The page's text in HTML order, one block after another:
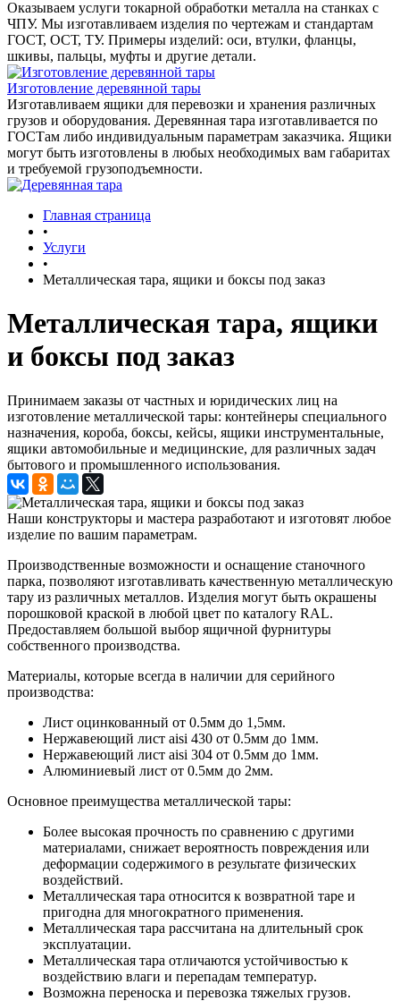
Оказываем услуги токарной обработки металла на станках с
ЧПУ. Мы изготавливаем изделия по чертежам и стандартам
ГОСТ, ОСТ, ТУ. Примеры изделий: оси, втулки, фланцы,
шкивы, пальцы, муфты и другие детали.
Изготовление деревянной тары
Изготавливаем ящики для перевозки и хранения различных
грузов и оборудования. Деревянная тара изготавливается по
ГОСТам либо индивидуальным параметрам заказчика. Ящики
могут быть изготовлены в любых необходимых вам габаритах
и требуемой грузоподъемности.
Главная страница
•
Услуги
•
Металлическая тара, ящики и боксы под заказ
Металлическая тара, ящики
и боксы под заказ
Принимаем заказы от частных и юридических лиц на
изготовление металлической тары: контейнеры специального
назначения, короба, боксы, кейсы, ящики инструментальные,
ящики автомобильные и медицинские, для различных задач
бытового и промышленного использования.
Наши конструкторы и мастера разработают и изготовят любое
изделие по вашим параметрам.
Производственные возможности и оснащение станочного
парка, позволяют изготавливать качественную металлическую
тару из различных металлов. Изделия могут быть окрашены
порошковой краской в любой цвет по каталогу RAL.
Предоставляем большой выбор ящичной фурнитуры
собственного производства.
Материалы, которые всегда в наличии для серийного
производства:
Лист оцинкованный от 0.5мм до 1,5мм.
Нержавеющий лист aisi 430 от 0.5мм до 1мм.
Нержавеющий лист aisi 304 от 0.5мм до 1мм.
Алюминиевый лист от 0.5мм до 2мм.
Основное преимущества металлической тары:
Более высокая прочность по сравнению с другими
материалами, снижает вероятность повреждения или
деформации содержимого в результате физических
воздействий.
Металлическая тара относится к возвратной таре и
пригодна для многократного применения.
Металлическая тара рассчитана на длительный срок
эксплуатации.
Металлическая тара отличаются устойчивостью к
воздействию влаги и перепадам температур.
Возможна переноска и перевозка тяжелых грузов.